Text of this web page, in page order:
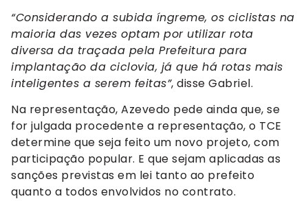
“Considerando a subida íngreme, os ciclistas na
maioria das vezes optam por utilizar rota
diversa da traçada pela Prefeitura para
implantação da ciclovia, já que há rotas mais
inteligentes a serem feitas”, disse Gabriel.
Na representação, Azevedo pede ainda que, se
for julgada procedente a representação, o TCE
determine que seja feito um novo projeto, com
participação popular. E que sejam aplicadas as
sanções previstas em lei tanto ao prefeito
quanto a todos envolvidos no contrato.